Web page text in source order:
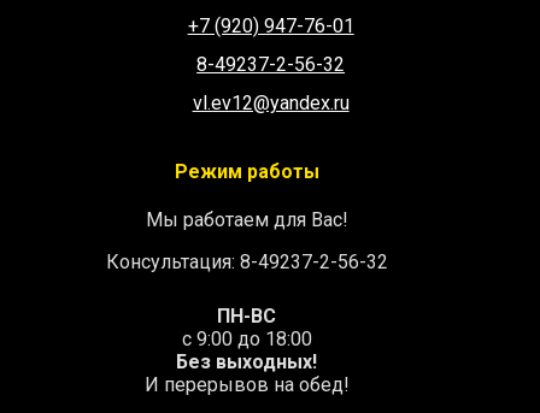
+7 (920) 947-76-01
8-49237-2-56-32
vl.ev12@yandex.ru
Режим работы
Мы работаем для Вас!
Консультация: 8-49237-2-56-32
ПН-ВС
с 9:00 до 18:00
Без выходных!
И перерывов на обед!